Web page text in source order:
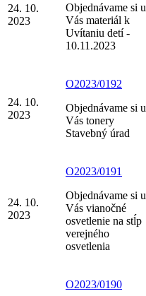
24. 10.
2023
Objednávame si u
Vás materiál k
Uvítaniu detí -
10.11.2023
24. 10.
2023
O2023/0192
Objednávame si u
Vás tonery
Stavebný úrad
24. 10.
2023
O2023/0191
Objednávame si u
Vás vianočné
osvetlenie na stĺp
verejného
osvetlenia
O2023/0190